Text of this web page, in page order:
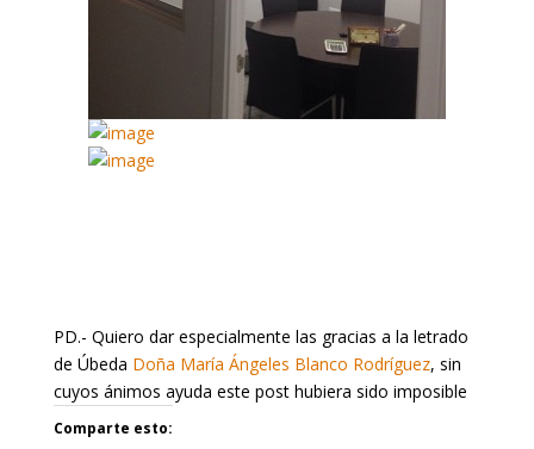
PD.- Quiero dar especialmente las gracias a la letrado
de Úbeda Doña María Ángeles Blanco Rodríguez, sin
cuyos ánimos ayuda este post hubiera sido imposible
Comparte esto: